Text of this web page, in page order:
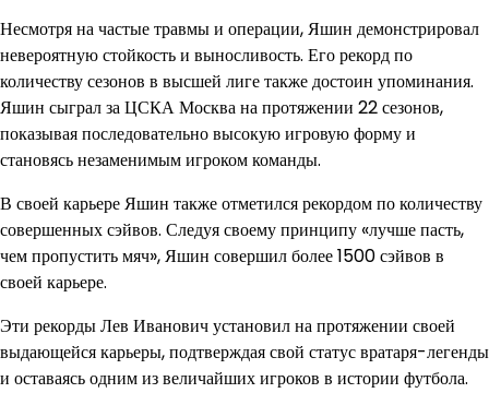
Несмотря на частые травмы и операции, Яшин демонстрировал
невероятную стойкость и выносливость. Его рекорд по
количеству сезонов в высшей лиге также достоин упоминания.
Яшин сыграл за ЦСКА Москва на протяжении 22 сезонов,
показывая последовательно высокую игровую форму и
становясь незаменимым игроком команды.
В своей карьере Яшин также отметился рекордом по количеству
совершенных сэйвов. Следуя своему принципу «лучше пасть,
чем пропустить мяч», Яшин совершил более 1500 сэйвов в
своей карьере.
Эти рекорды Лев Иванович установил на протяжении своей
выдающейся карьеры, подтверждая свой статус вратаря-легенды
и оставаясь одним из величайших игроков в истории футбола.